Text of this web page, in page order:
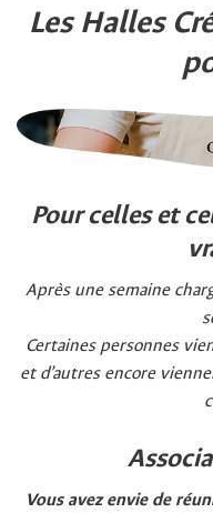
Les Halles
Pour celles et
Après une semaine
Certaines personnes
et d’autres encore
Vous avez envie de